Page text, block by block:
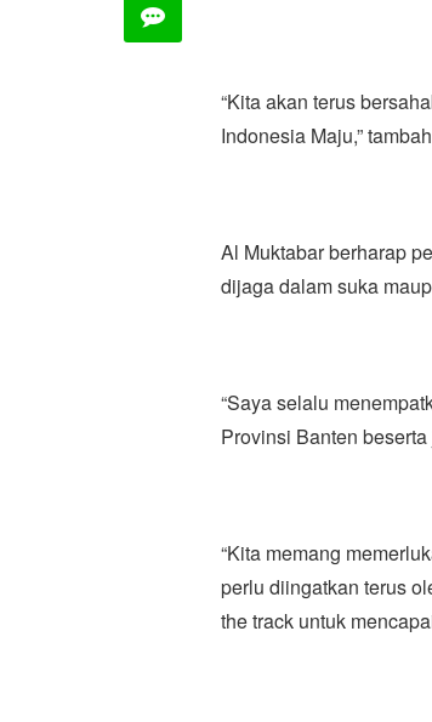
“Kita akan terus
Indonesia Maju,”
Al Muktabar berharap
dijaga dalam suka
“Saya selalu
Provinsi Banten
“Kita memang
perlu diingatkan terus
the track untuk